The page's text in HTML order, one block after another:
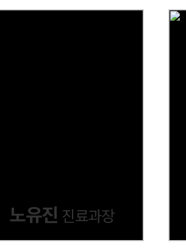
노유진 진료과장